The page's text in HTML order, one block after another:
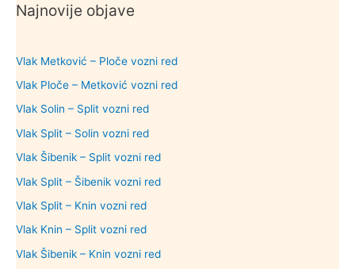
Najnovije objave
Vlak Metković – Ploče vozni red
Vlak Ploče – Metković vozni red
Vlak Solin – Split vozni red
Vlak Split – Solin vozni red
Vlak Šibenik – Split vozni red
Vlak Split – Šibenik vozni red
Vlak Split – Knin vozni red
Vlak Knin – Split vozni red
Vlak Šibenik – Knin vozni red